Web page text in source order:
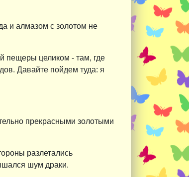
и алмазом с золотом не
пещеры целиком - там, где
Давайте пойдем туда: я
прекрасными золотыми
разлетались
шум драки.